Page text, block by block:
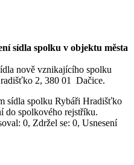
sídla spolku v objektu města
nově vznikajícího spolku
2, 380 01 Dačice.
sídla spolku Rybáři Hradišťko
do spolkového rejstříku.
0, Zdržel se: 0, Usnesení